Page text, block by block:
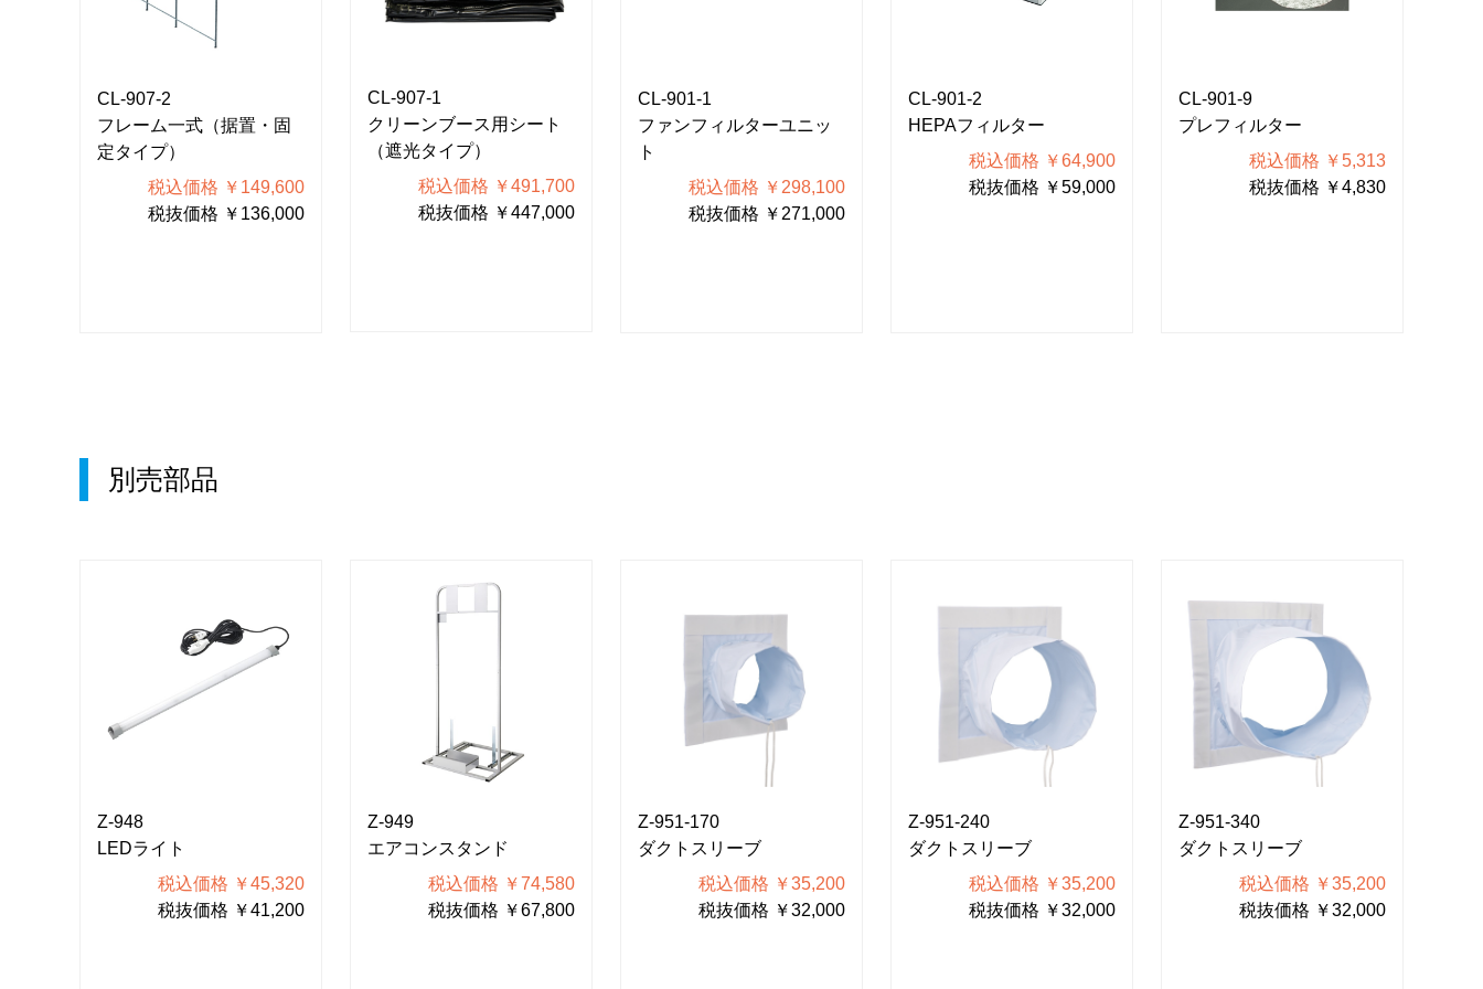
CL-907-2
フレーム一式（据置・固
定タイプ）
税込価格 ￥149,600
税抜価格 ￥136,000
CL-907-1
クリーンブース用シート
（遮光タイプ）
税込価格 ￥491,700
税抜価格 ￥447,000
CL-901-1
ファンフィルターユニッ
ト
税込価格 ￥298,100
税抜価格 ￥271,000
CL-901-2
HEPAフィルター
税込価格 ￥64,900
税抜価格 ￥59,000
CL-901-9
プレフィルター
税込価格 ￥5,313
税抜価格 ￥4,830
別売部品
Z-948
LEDライト
税込価格 ￥45,320
税抜価格 ￥41,200
Z-949
エアコンスタンド
税込価格 ￥74,580
税抜価格 ￥67,800
Z-951-170
ダクトスリーブ
税込価格 ￥35,200
税抜価格 ￥32,000
Z-951-240
ダクトスリーブ
税込価格 ￥35,200
税抜価格 ￥32,000
Z-951-340
ダクトスリーブ
税込価格 ￥35,200
税抜価格 ￥32,000